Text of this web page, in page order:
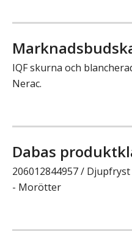
IQF skurna och
Nerac.
Dabas
206012844957 /
- Morötter